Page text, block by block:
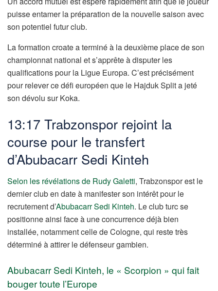
puisse entamer la préparation de la nouvelle saison avec
son potentiel futur club.
La formation croate a terminé à la deuxième place de son
championnat national et s’apprête à disputer les
qualifications pour la Ligue Europa. C’est précisément
pour relever ce défi européen que le Hajduk Split a jeté
son dévolu sur Koka.
13:17 Trabzonspor rejoint la
course pour le transfert
d’Abubacarr Sedi Kinteh
Selon les révélations de Rudy Galetti, Trabzonspor est le
dernier club en date à manifester son intérêt pour le
recrutement d’Abubacarr Sedi Kinteh. Le club turc se
positionne ainsi face à une concurrence déjà bien
installée, notamment celle de Cologne, qui reste très
déterminé à attirer le défenseur gambien.
Abubacarr Sedi Kinteh, le « Scorpion » qui fait
bouger toute l’Europe